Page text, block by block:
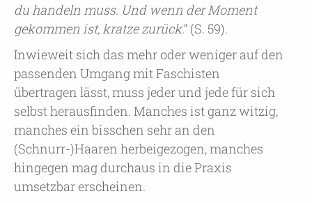
du handeln muss. Und wenn der Moment
gekommen ist, kratze zurück.“ (S. 59).
Inwieweit sich das mehr oder weniger auf den
passenden Umgang mit Faschisten
übertragen lässt, muss jeder und jede für sich
selbst herausfinden. Manches ist ganz witzig,
manches ein bisschen sehr an den
(Schnurr-)Haaren herbeigezogen, manches
hingegen mag durchaus in die Praxis
umsetzbar erscheinen.